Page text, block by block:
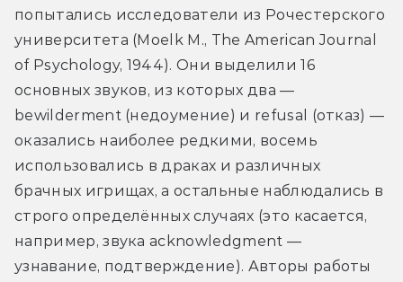
попытались исследователи из Рочестерского
университета (Moelk M., The American Journal
of Psychology, 1944). Они выделили 16
основных звуков, из которых два —
bewilderment (недоумение) и refusal (отказ) —
оказались наиболее редкими, восемь
использовались в драках и различных
брачных игрищах, а остальные наблюдались в
строго определённых случаях (это касается,
например, звука acknowledgment —
узнавание, подтверждение). Авторы работы